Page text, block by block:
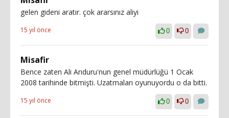
gelen gideni aratır. çok ararsınız aliyi
15 yıl önce 0 0
Misafir
Bence zaten Ali Arıduru'nun genel müdürlüğü 1 Ocak
2008 tarihinde bitmişti. Uzatmaları oyunuyordu o da bitti.
15 yıl önce 0 0